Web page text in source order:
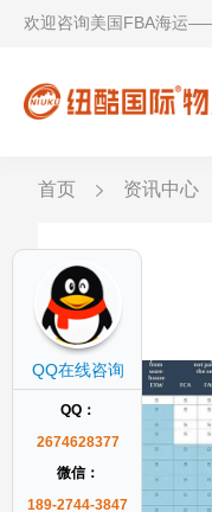
欢迎咨询美国FBA海运
首页 资讯中心
双清
QQ在线咨询
QQ：
2674628377
微信：
189-2744-3847